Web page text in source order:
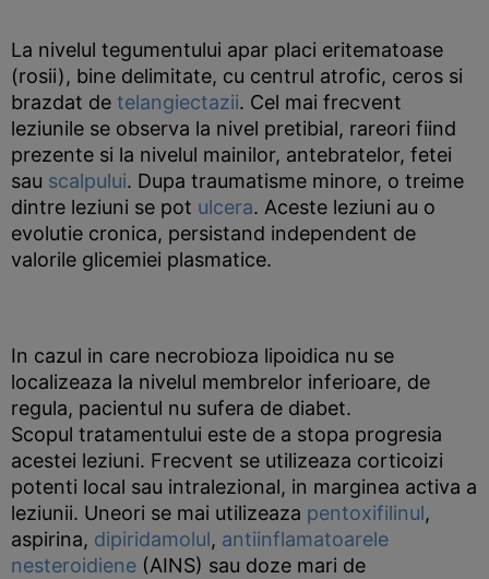
La nivelul tegumentului apar placi eritematoase
(rosii), bine delimitate, cu centrul atrofic, ceros si
brazdat de telangiectazii. Cel mai frecvent
leziunile se observa la nivel pretibial, rareori fiind
prezente si la nivelul mainilor, antebratelor, fetei
sau scalpului. Dupa traumatisme minore, o treime
dintre leziuni se pot ulcera. Aceste leziuni au o
evolutie cronica, persistand independent de
valorile glicemiei plasmatice.
In cazul in care necrobioza lipoidica nu se
localizeaza la nivelul membrelor inferioare, de
regula, pacientul nu sufera de diabet.
Scopul tratamentului este de a stopa progresia
acestei leziuni. Frecvent se utilizeaza corticoizi
potenti local sau intralezional, in marginea activa a
leziunii. Uneori se mai utilizeaza pentoxifilinul,
aspirina, dipiridamolul, antiinflamatoarele
nesteroidiene (AINS) sau doze mari de